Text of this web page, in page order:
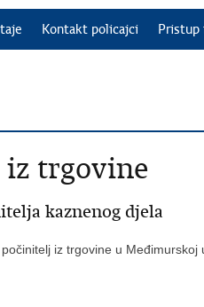
Kontakt policajci Pristup
iz trgovine
kaznenog djela
iz trgovine u Međimurskoj